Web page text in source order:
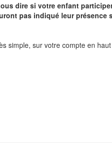
dire si votre enfant
pas indiqué leur présence
simple, sur votre compte en